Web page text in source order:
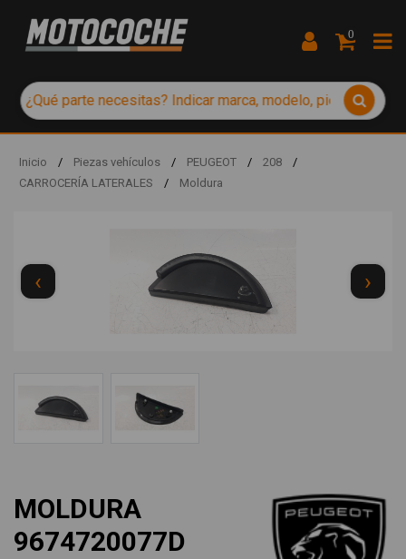
0
Inicio / Piezas vehículos / PEUGEOT / 208
/
CARROCERÍA LATERALES
/ Moldura
‹ ›
MOLDURA
9674720077D